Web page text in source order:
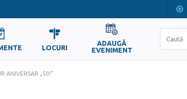
LOCURI
ADAUGĂ
EVENIMENT
ANIVERSAR „50!”